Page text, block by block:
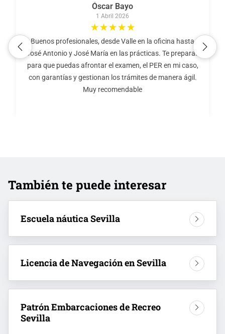
Óscar Bayo
1 Abril 2026
Buenos profesionales, desde Valle en la oficina hasta
José Antonio y José María en las prácticas. Te preparan
para que puedas afrontar el examen, el PER en mi caso,
con garantías y gestionan los trámites de manera ágil.
Muy recomendable
También te puede interesar
Escuela náutica Sevilla
Licencia de Navegación en Sevilla
Patrón Embarcaciones de Recreo
Sevilla